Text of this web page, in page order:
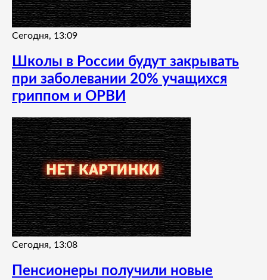
Сегодня, 13:09
Школы в России будут закрывать
при заболевании 20% учащихся
гриппом и ОРВИ
Сегодня, 13:08
Пенсионеры получили новые